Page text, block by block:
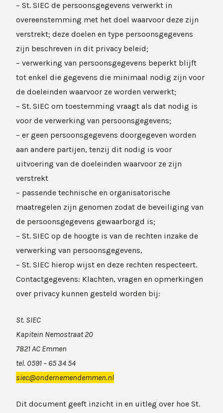
– St. SIEC de persoonsgegevens verwerkt in
overeenstemming met het doel waarvoor deze zijn
verstrekt; deze doelen en type persoonsgegevens
zijn beschreven in dit privacy beleid;
– verwerking van persoonsgegevens beperkt blijft
tot enkel die gegevens die minimaal nodig zijn voor
de doeleinden waarvoor ze worden verwerkt;
– St. SIEC om toestemming vraagt als dat nodig is
voor de verwerking van persoonsgegevens;
– er geen persoonsgegevens doorgegeven worden
aan andere partijen, tenzij dit nodig is voor
uitvoering van de doeleinden waarvoor ze zijn
verstrekt
– passende technische en organisatorische
maatregelen zijn genomen zodat de beveiliging van
de persoonsgegevens gewaarborgd is;
– St. SIEC op de hoogte is van de rechten inzake de
verwerking van persoonsgegevens,
– St. SIEC hierop wijst en deze rechten respecteert.
Contactgegevens: Klachten, vragen en opmerkingen
over privacy kunnen gesteld worden bij:
St. SIEC
Kapitein Nemostraat 20
7821 AC Emmen
tel. 0591 – 65 34 54
siec@ondernemendemmen.nl
Dit document geeft inzicht in en uitleg over hoe St.